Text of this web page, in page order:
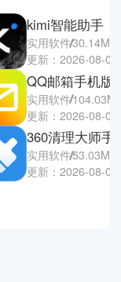
kimi智能助手
实用软件30.14M
更新：2026-08-09
QQ邮箱手机版
实用软件104.03M
更新：2026-08-08
360清理大师手
实用软件53.03M
更新：2026-08-08